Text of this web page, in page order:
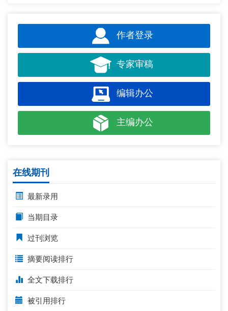
作者登录
专家审稿
编辑办公
主编办公
在线期刊
最新录用
当期目录
过刊浏览
摘要阅读排行
全文下载排行
被引用排行